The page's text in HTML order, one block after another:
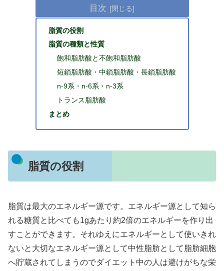
目次
脂質の役割
脂質の種類と性質
飽和脂肪酸と不飽和脂肪酸
短鎖脂肪酸・中鎖脂肪酸・長鎖脂肪酸
n-9系・n-6系・n-3系
トランス脂肪酸
まとめ
脂質の役割
脂質は最大のエネルギー源です。エネルギー源として知ら
れる糖質と比べても1gあたり約2倍のエネルギーを作り出
すことができます。それゆえにエネルギーとして使いきれ
ないと大切なエネルギー源として中性脂肪として脂肪細胞
へ貯蔵されてしまうのでダイエット中の人は避けがちな栄